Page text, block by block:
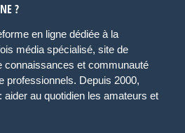
?
en ligne dédiée à la
média spécialisé, site de
connaissances et communauté
professionnels. Depuis 2000,
au quotidien les amateurs et